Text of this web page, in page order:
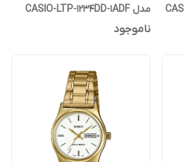
مدل CASIO-LTP-1234DD-1ADF
ناموجود